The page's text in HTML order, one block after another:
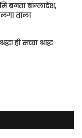
बनता बांग्लादेश,
ताला
ही सच्चा श्राद्ध